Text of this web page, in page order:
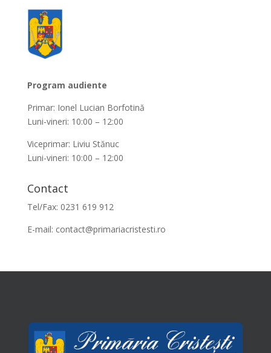
Program audiente
Primar: Ionel Lucian Borfotină
Luni-vineri: 10:00 – 12:00
Viceprimar: Liviu Stănuc
Luni-vineri: 10:00 – 12:00
Contact
Tel/Fax: 0231 619 912
E-mail: contact@primariacristesti.ro